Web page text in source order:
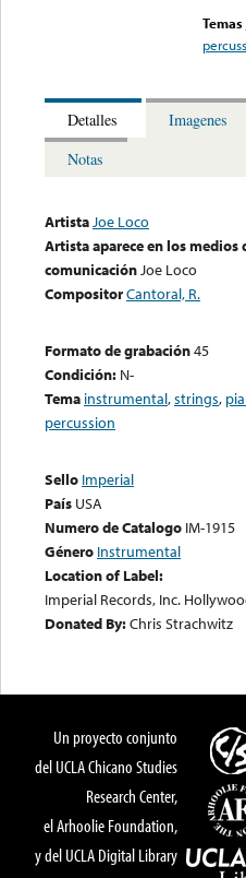
Temas
Detalles
Imagenes
Notas
ArtistaJoe Loco
Artista aparece en los medios
comunicaciónJoe Loco
CompositorCantoral, R.
Formato de grabación45
Condición: N-
Tema instrumental,strings,
percussion
Sello Imperial
País USA
Numero de Catalogo IM-1915
Género Instrumental
Location of Label:
Imperial Records, Inc.
Donated By:Chris Strachwitz
Un proyecto conjunto
del UCLA Chicano Studies
Research Center,
el Arhoolie Foundation,
y del UCLA Digital Library